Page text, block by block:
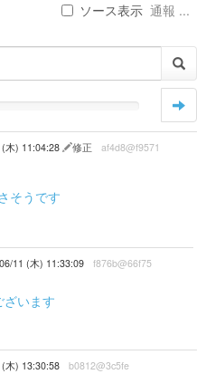
ソース表示 通報 ...
(木) 11:04:28 修正 af4d8@f9571
そうです
11 (木) 11:33:09 f876b@66f75
ざいます
木) 13:30:58 b0812@3c5fe